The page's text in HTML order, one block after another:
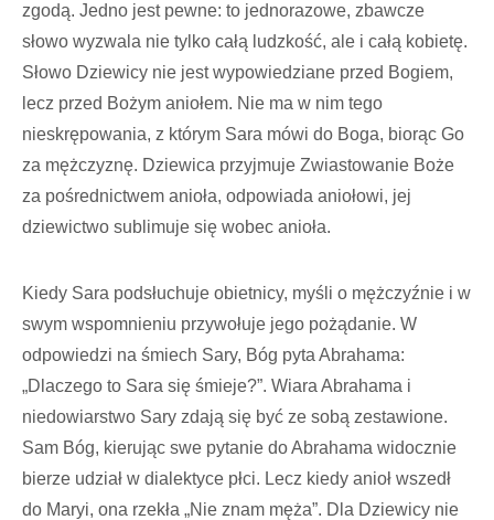
zgodą. Jedno jest pewne: to jednorazowe, zbawcze
słowo wyzwala nie tylko całą ludzkość, ale i całą kobietę.
Słowo Dziewicy nie jest wypowiedziane przed Bogiem,
lecz przed Bożym aniołem. Nie ma w nim tego
nieskrępowania, z którym Sara mówi do Boga, biorąc Go
za mężczyznę. Dziewica przyjmuje Zwiastowanie Boże
za pośrednictwem anioła, odpowiada aniołowi, jej
dziewictwo sublimuje się wobec anioła.
Kiedy Sara podsłuchuje obietnicy, myśli o mężczyźnie i w
swym wspomnieniu przywołuje jego pożądanie. W
odpowiedzi na śmiech Sary, Bóg pyta Abrahama:
„Dlaczego to Sara się śmieje?”. Wiara Abrahama i
niedowiarstwo Sary zdają się być ze sobą zestawione.
Sam Bóg, kierując swe pytanie do Abrahama widocznie
bierze udział w dialektyce płci. Lecz kiedy anioł wszedł
do Maryi, ona rzekła „Nie znam męża”. Dla Dziewicy nie